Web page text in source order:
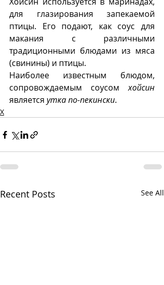
для глазирования запекаемой
птицы. Его подают, как соус для
макания с различными
традиционными блюдами из мяса
(свинины) и птицы.
Наиболее известным блюдом,
сопровождаемым соусом хойсин
является утка по-пекински.
Х
Recent Posts See All